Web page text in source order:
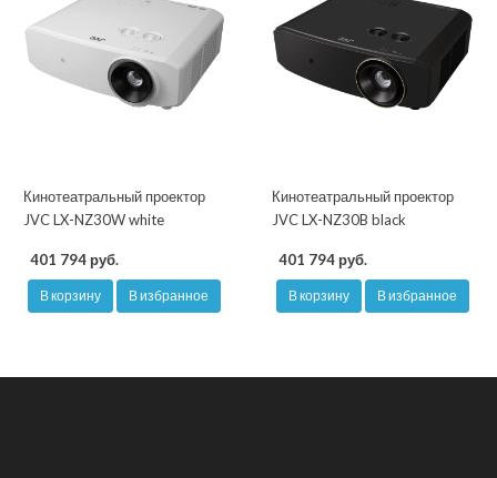
Кинотеатральный проектор
JVC LX-NZ30W white
401 794 руб.
В корзину В избранное
Кинотеатральный проектор
JVC LX-NZ30B black
401 794 руб.
В корзину В избранное